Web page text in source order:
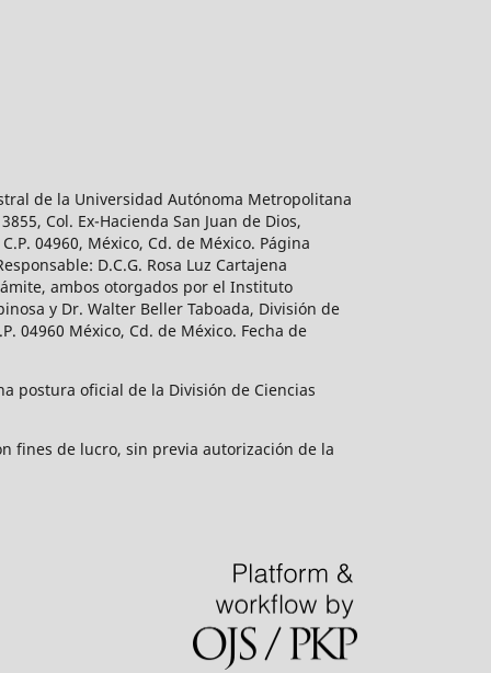
de la Universidad Autónoma Metropolitana
Col. Ex-Hacienda San Juan de Dios,
04960, México, Cd. de México. Página
D.C.G. Rosa Luz Cartajena
ambos otorgados por el Instituto
y Dr. Walter Beller Taboada, División de
04960 México, Cd. de México. Fecha de
postura oficial de la División de Ciencias
fines de lucro, sin previa autorización de la